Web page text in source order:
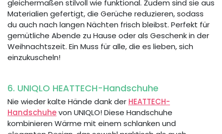
gleichermaßen stilvoll wie funktional. Zudem sind sie aus
Materialien gefertigt, die Gerüche reduzieren, sodass
du auch nach langen Nächten frisch bleibst. Perfekt für
gemütliche Abende zu Hause oder als Geschenk in der
Weihnachtszeit. Ein Muss für alle, die es lieben, sich
einzukuscheln!
6. UNIQLO HEATTECH-Handschuhe
Nie wieder kalte Hände dank der HEATTECH-
Handschuhevon UNIQLO! Diese Handschuhe
kombinieren Wärme mit einem schlanken und